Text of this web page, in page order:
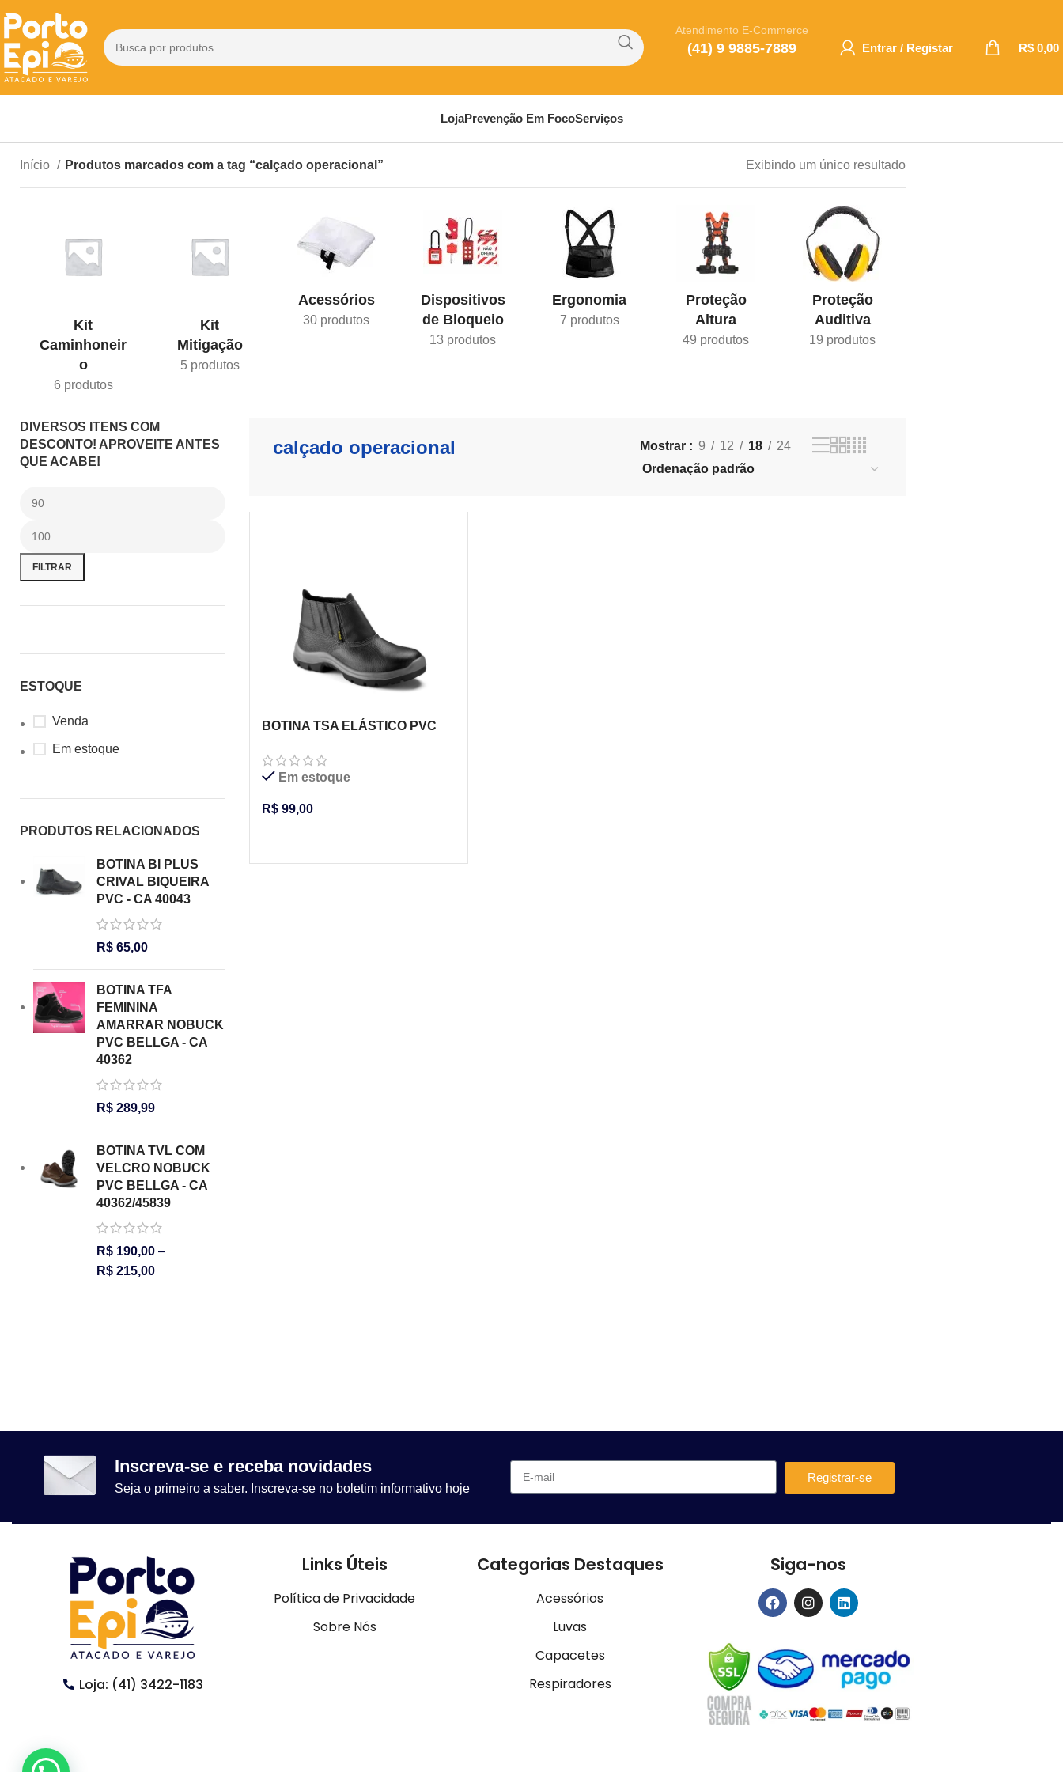
Atendimento E-Commerce
(41) 9 9885-7889 Entrar / Registar R$ 0,00
LojaPrevenção Em FocoServiços
Início Produtos marcados com a tag “calçado operacional” Exibindo um único resultado
Kit
Caminhoneir
o
6 produtos
Kit
Mitigação
5 produtos
Acessórios
30 produtos
Dispositivos
de Bloqueio
13 produtos
Ergonomia
7 produtos
Proteção
Altura
49 produtos
Proteção
Auditiva
19 produtos
DIVERSOS ITENS COM
DESCONTO! APROVEITE ANTES
QUE ACABE!
FILTRAR
ESTOQUE
Venda
Em estoque
PRODUTOS RELACIONADOS
BOTINA BI PLUS
CRIVAL BIQUEIRA
PVC - CA 40043
R$ 65,00
BOTINA TFA
FEMININA
AMARRAR NOBUCK
PVC BELLGA - CA
40362
R$ 289,99
BOTINA TVL COM
VELCRO NOBUCK
PVC BELLGA - CA
40362/45839
R$ 190,00 –
R$ 215,00
calçado operacional Mostrar 9 12 18 24
BOTINA TSA ELÁSTICO PVC
Em estoque
R$ 99,00
Inscreva-se e receba novidades
Seja o primeiro a saber. Inscreva-se no boletim informativo hoje
Registrar-se
Loja: (41) 3422-1183
Links Úteis
Política de Privacidade
Sobre Nós
Categorias Destaques
Acessórios
Luvas
Capacetes
Respiradores
Siga-nos